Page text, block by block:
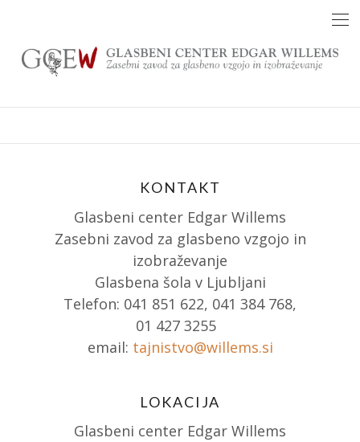
content
KONTAKT
Glasbeni center Edgar Willems
Zasebni zavod za glasbeno vzgojo in
izobraževanje
Glasbena šola v Ljubljani
Telefon: 041 851 622, 041 384 768,
01 427 3255
email: tajnistvo@willems.si
LOKACIJA
Glasbeni center Edgar Willems